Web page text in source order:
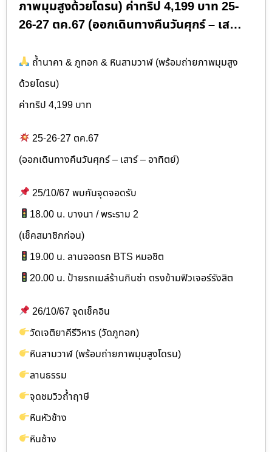
ภาพมุมสูงด้วยโดรน) ค่าทริป 4,199 บาท 25-
26-27 ตค.67 (ออกเดินทางคืนวันศุกร์ – เส…
ถ้ำนาคา & ภูทอก & หินสามวาฬ (พร้อมถ่ายภาพมุมสูง
ด้วยโดรน)
ค่าทริป 4,199 บาท
25-26-27 ตค.67
(ออกเดินทางคืนวันศุกร์ – เสาร์ – อาทิตย์)
25/10/67 พบกันจุดจอดรับ
18.00 น. บางนา / พระราม 2
(เช็คสมาชิกก่อน)
19.00 น. ลานจอดรถ BTS หมอชิต
20.00 น. ป้ายรถเมล์ร้านกินซ่า ตรงข้ามฟิวเจอร์รังสิต
26/10/67 จุดเช็คอิน
วัดเจติยาคีรีวิหาร (วัดภูทอก)
หินสามวาฬ (พร้อมถ่ายภาพมุมสูงโดรน)
ลานธรรม
จุดชมวิวถ้ำฤาษี
หินหัวช้าง
หินช้าง